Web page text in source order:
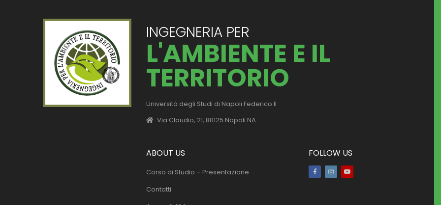
INGEGNERIA PER
L'AMBIENTE E IL
TERRITORIO
Università degli Studi di Napoli Federico II
Via Claudio, 21, 80125 Napoli NA
ABOUT US
Corso di Studio – Presentazione
Contatti
Accessibilità
FOLLOW US